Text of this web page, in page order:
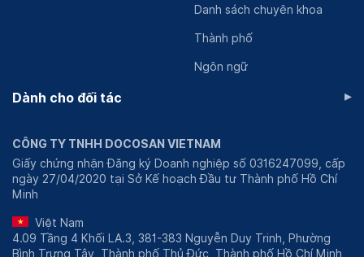
Danh sách chuyên khoa
Thành phố
Ngôn ngữ
Dành cho đối tác ▸
CÔNG TY TNHH DOCOSAN VIETNAM
Giấy chứng nhận Đăng ký Doanh nghiệp số 0316247099, cấp
ngày 27/04/2020 tại Sở Kế hoạch Đầu tư Thành phố Hồ Chí
Minh
Việt Nam
4.09 Tầng 4 Khối LA.3, 381-383 Nguyễn Duy Trinh, Phường
Bình Trưng Tây, Thành phố Thủ Đức, Thành phố Hồ Chí Minh,